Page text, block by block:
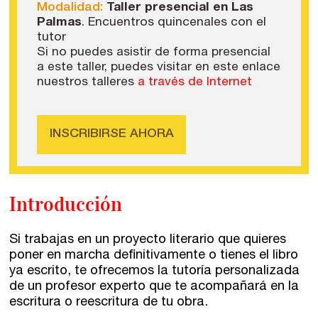
Madrid
Barcelona
Presenciales en Madrid
En directo a través de Zoom
Talleres de escritura
Modalidad: Taller presencial en Las
Palmas. Encuentros quincenales con el
tutor
Si no puedes asistir de forma presencial
a este taller, puedes visitar en este enlace
nuestros talleres a través de Internet
INSCRIBIRSE AHORA
Introducción
Si trabajas en un proyecto literario que quieres
poner en marcha definitivamente o tienes el libro
ya escrito, te ofrecemos la tutoría personalizada
de un profesor experto que te acompañará en la
escritura o reescritura de tu obra.